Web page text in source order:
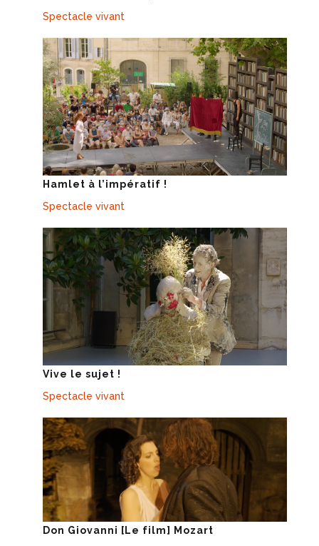
Spectacle vivant
Hamlet à l’impératif !
Spectacle vivant
Vive le sujet !
Spectacle vivant
Don Giovanni [Le film] Mozart